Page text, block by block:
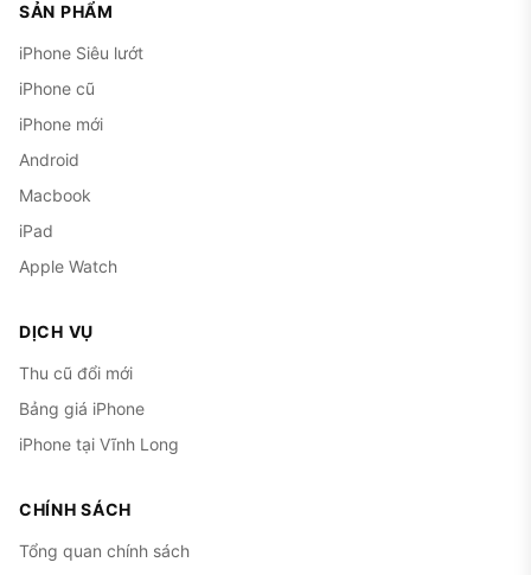
SẢN PHẨM
iPhone Siêu lướt
iPhone cũ
iPhone mới
Android
Macbook
iPad
Apple Watch
DỊCH VỤ
Thu cũ đổi mới
Bảng giá iPhone
iPhone tại Vĩnh Long
CHÍNH SÁCH
Tổng quan chính sách